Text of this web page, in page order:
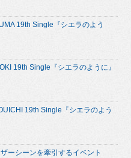
19th Single『シエラのよう
19th Single『シエラのように』
19th Single『シエラのよう
ーシーンを牽引するイベント